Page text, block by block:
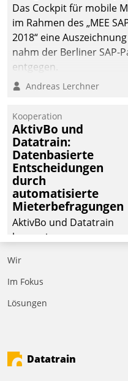
Das Cockpit für mobile
im Rahmen des „MEE
2018“ eine
nahm der Berliner SAP-
entgegen.
Andreas Lerchner
Kooperation
AktivBo und
Datatrain:
Datenbasierte
Entscheidungen
durch
automatisierte
Mieterbefragungen
AktivBo und Datatrain
kooperieren –
profitieren: Die nahtlose
Integration der Lösungen
Datatrain ermöglicht
Mieterbefragungen – eine
starke Grundlage für
Wir
Im Fokus
Lösungen
Datatrain